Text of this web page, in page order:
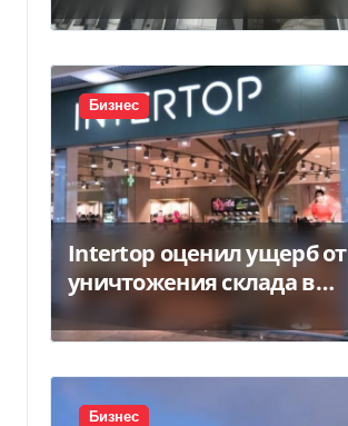
Бизнес
Intertop оценил ущерб от
уничтожения склада в
Бизнес